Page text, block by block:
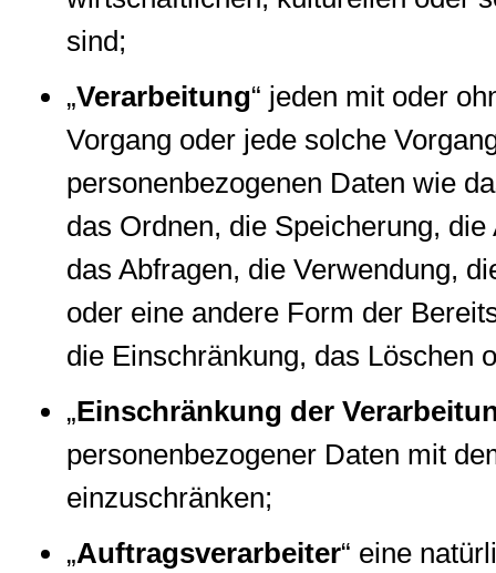
sind;
„Verarbeitung“ jeden mit oder
Vorgang oder jede solche
personenbezogenen Daten wie
das Ordnen, die Speicherung,
das Abfragen, die Verwendung,
oder eine andere Form der
die Einschränkung, das Löschen
„Einschränkung der
personenbezogener Daten mit
einzuschränken;
„Auftragsverarbeiter“ eine